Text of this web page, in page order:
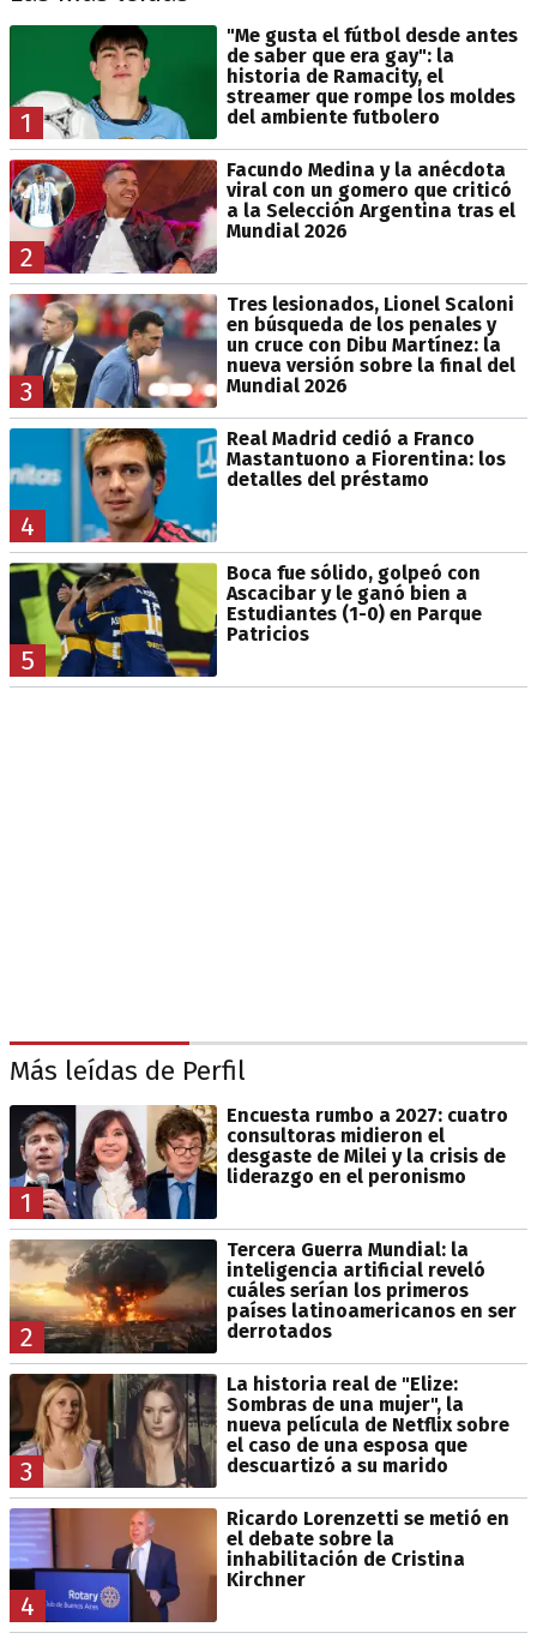
1
"Me gusta el fútbol desde antes
de saber que era gay": la
historia de Ramacity, el
streamer que rompe los moldes
del ambiente futbolero
2
Facundo Medina y la anécdota
viral con un gomero que criticó
a la Selección Argentina tras el
Mundial 2026
3
Tres lesionados, Lionel Scaloni
en búsqueda de los penales y
un cruce con Dibu Martínez: la
nueva versión sobre la final del
Mundial 2026
4
Real Madrid cedió a Franco
Mastantuono a Fiorentina: los
detalles del préstamo
5
Boca fue sólido, golpeó con
Ascacibar y le ganó bien a
Estudiantes (1-0) en Parque
Patricios
Más leídas de Perfil
1
Encuesta rumbo a 2027: cuatro
consultoras midieron el
desgaste de Milei y la crisis de
liderazgo en el peronismo
2
Tercera Guerra Mundial: la
inteligencia artificial reveló
cuáles serían los primeros
países latinoamericanos en ser
derrotados
3
La historia real de "Elize:
Sombras de una mujer", la
nueva película de Netflix sobre
el caso de una esposa que
descuartizó a su marido
4
Ricardo Lorenzetti se metió en
el debate sobre la
inhabilitación de Cristina
Kirchner